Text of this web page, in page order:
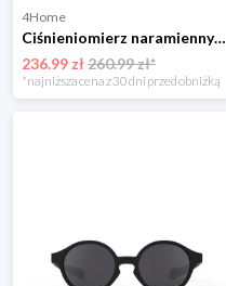
4Home
Ciśnieniomierz naramienny Beurer BM27+
236.99 zł260.99 zł*
*najniższa cena z 30 dni przed obniżką